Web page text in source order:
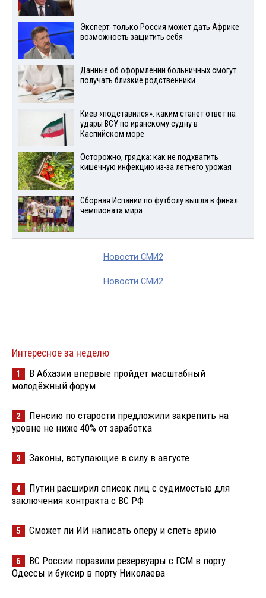
Эксперт: только Россия может дать Африке
возможность защитить себя
Данные об оформлении больничных смогут
получать близкие родственники
Киев «подставился»: каким станет ответ на
удары ВСУ по иранскому судну в
Каспийском море
Осторожно, грядка: как не подхватить
кишечную инфекцию из-за летнего урожая
Сборная Испании по футболу вышла в финал
чемпионата мира
Новости СМИ2
Новости СМИ2
Интересное за неделю
1
В Абхазии впервые пройдёт масштабный
молодёжный форум
2
Пенсию по старости предложили закрепить на
уровне не ниже 40% от заработка
3 Законы, вступающие в силу в августе
4
Путин расширил список лиц с судимостью для
заключения контракта с ВС РФ
5 Сможет ли ИИ написать оперу и спеть арию
6
ВС России поразили резервуары с ГСМ в порту
Одессы и буксир в порту Николаева